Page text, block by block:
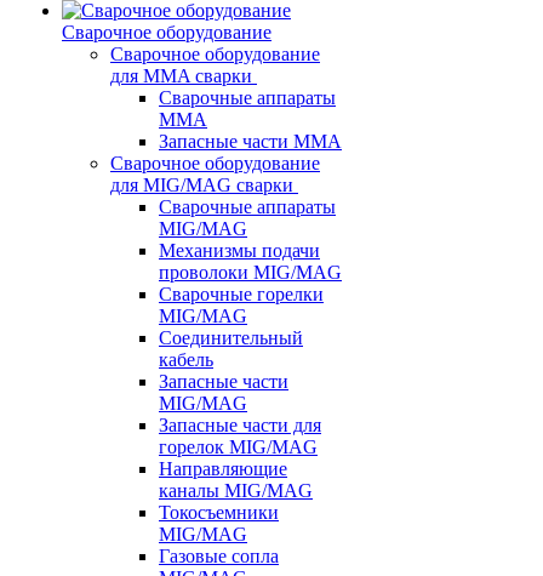
Сварочное оборудование
Сварочное оборудование
для MMA сварки
Сварочные аппараты
MMA
Запасные части MMA
Сварочное оборудование
для MIG/MAG сварки
Сварочные аппараты
MIG/MAG
Механизмы подачи
проволоки MIG/MAG
Сварочные горелки
MIG/MAG
Соединительный
кабель
Запасные части
MIG/MAG
Запасные части для
горелок MIG/MAG
Направляющие
каналы MIG/MAG
Токосъемники
MIG/MAG
Газовые сопла